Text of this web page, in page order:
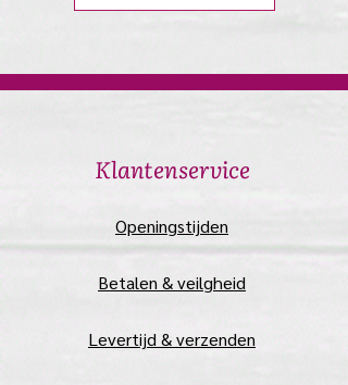
​Klantenservice
​Openingstijden
Betalen & veilgheid
Levertijd & verzenden